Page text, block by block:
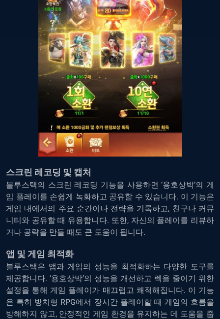
스크린 레코딩 및 캡처
블루스택의 스크린 레코딩 기능을 사용하면 ‘용호상박’의 게
임 플레이를 손쉽게 녹화하고 공유할 수 있습니다. 이 기능은
게임 내에서의 주요 순간이나 전략을 기록하고, 친구나 커뮤
니티와 공유할 때 유용합니다. 또한, 자신의 플레이를 리뷰하
거나 공략을 만들 때도 큰 도움이 됩니다.
앱 및 게임 최적화
블루스택은 앱과 게임의 성능을 최적화하는 다양한 도구를
제공합니다. ‘용호상박’의 성능을 개선하고 렉을 줄이기 위한
설정을 통해 게임 플레이가 매끄럽고 쾌적해집니다. 이 기능
은 특히 방치형 RPG에서 장시간 플레이할 때 게임의 흐름을
방해하지 않고, 안정적인 게임 환경을 유지하는 데 도움을 줍